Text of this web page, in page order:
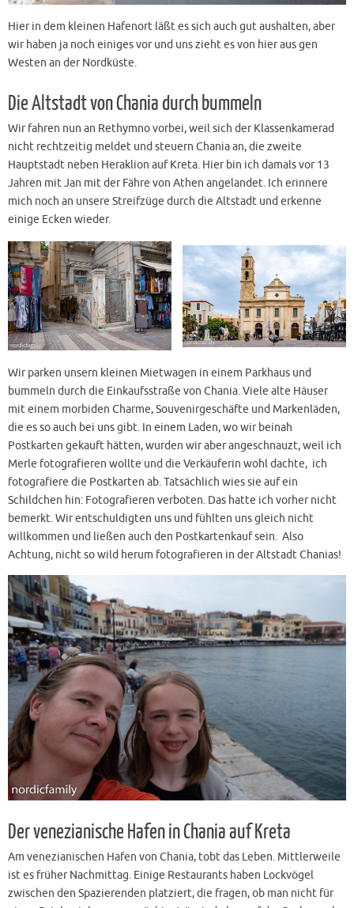
Hier in dem kleinen Hafenort läßt es sich auch gut aushalten, aber
wir haben ja noch einiges vor und uns zieht es von hier aus gen
Westen an der Nordküste.
Die Altstadt von Chania durch bummeln
Wir fahren nun an Rethymno vorbei, weil sich der Klassenkamerad
nicht rechtzeitig meldet und steuern Chania an, die zweite
Hauptstadt neben Heraklion auf Kreta. Hier bin ich damals vor 13
Jahren mit Jan mit der Fähre von Athen angelandet. Ich erinnere
mich noch an unsere Streifzüge durch die Altstadt und erkenne
einige Ecken wieder.
Wir parken unsern kleinen Mietwagen in einem Parkhaus und
bummeln durch die Einkaufsstraße von Chania. Viele alte Häuser
mit einem morbiden Charme, Souvenirgeschäfte und Markenläden,
die es so auch bei uns gibt. In einem Laden, wo wir beinah
Postkarten gekauft hätten, wurden wir aber angeschnauzt, weil ich
Merle fotografieren wollte und die Verkäuferin wohl dachte, ich
fotografiere die Postkarten ab. Tatsächlich wies sie auf ein
Schildchen hin: Fotografieren verboten. Das hatte ich vorher nicht
bemerkt. Wir entschuldigten uns und fühlten uns gleich nicht
willkommen und ließen auch den Postkartenkauf sein. Also
Achtung, nicht so wild herum fotografieren in der Altstadt Chanias!
Der venezianische Hafen in Chania auf Kreta
Am venezianischen Hafen von Chania, tobt das Leben. Mittlerweile
ist es früher Nachmittag. Einige Restaurants haben Lockvögel
zwischen den Spazierenden platziert, die fragen, ob man nicht für